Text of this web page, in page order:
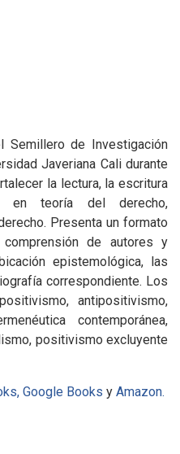
Semillero de Investigación
Javeriana Cali durante
la lectura, la escritura
en teoría del derecho,
Presenta un formato
de autores y
epistemológica, las
correspondiente. Los
antipositivismo,
contemporánea,
positivismo excluyente
Google Books y Amazon.